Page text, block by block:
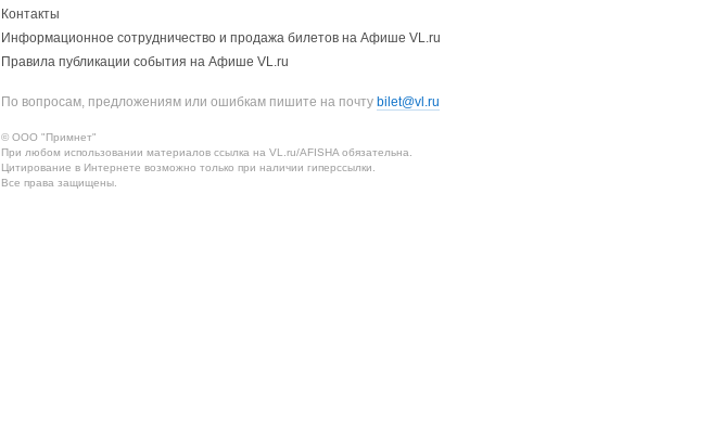
Контакты
Информационное сотрудничество и продажа билетов на Афише VL.ru
Правила публикации события на Афише VL.ru
По вопросам, предложениям или ошибкам пишите на почту bilet@vl.ru
© ООО "Примнет"
При любом использовании материалов ссылка на VL.ru/AFISHA обязательна.
Цитирование в Интернете возможно только при наличии гиперссылки.
Все права защищены.